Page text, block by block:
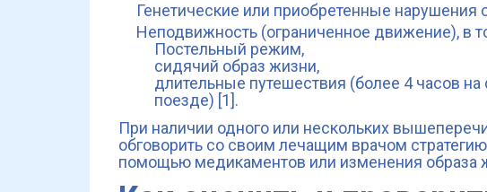
Генетические или приобретенные нарушения
Неподвижность (ограниченное движение), в
Постельный режим,
сидячий образ жизни,
длительные путешествия (более 4 часов
поезде) [1].
При наличии одного или нескольких
обговорить со своим лечащим врачом
помощью медикаментов или изменения образа